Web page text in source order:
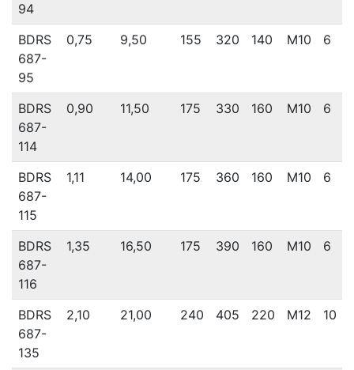
94
BDRS
687-
95
0,75 9,50 155 320 140 M10 6
BDRS
687-
114
0,90 11,50 175 330 160 M10 6
BDRS
687-
115
1,11 14,00 175 360 160 M10 6
BDRS
687-
116
1,35 16,50 175 390 160 M10 6
BDRS
687-
135
2,10 21,00 240 405 220 M12 10